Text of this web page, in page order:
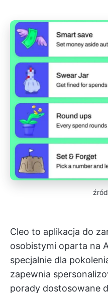
Cleo to aplikacja do
osobistymi oparta na
specjalnie dla
zapewnia
porady dostosowane